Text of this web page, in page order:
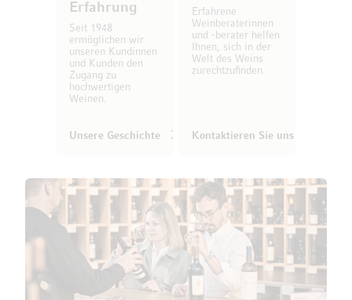
Erfahrung
Seit 1948
ermöglichen wir
unseren Kundinnen
und Kunden den
Zugang zu
hochwertigen
Weinen.
Unsere Geschichte
Erfahrene
Weinberaterinnen
und -berater helfen
Ihnen, sich in der
Welt des Weins
zurechtzufinden.
Kontaktieren Sie uns